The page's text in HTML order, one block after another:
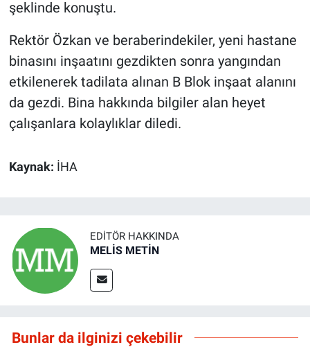
şeklinde konuştu.
Rektör Özkan ve beraberindekiler, yeni hastane
binasını inşaatını gezdikten sonra yangından
etkilenerek tadilata alınan B Blok inşaat alanını
da gezdi. Bina hakkında bilgiler alan heyet
çalışanlara kolaylıklar diledi.
Kaynak: İHA
EDITÖR HAKKINDA
MELİS METİN
Bunlar da ilginizi çekebilir